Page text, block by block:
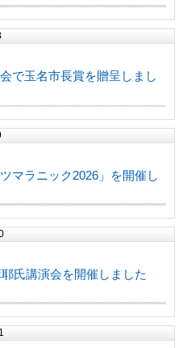
で玉名市長賞を贈呈しまし
マラニック2026」を開催し
氏講演会を開催しました